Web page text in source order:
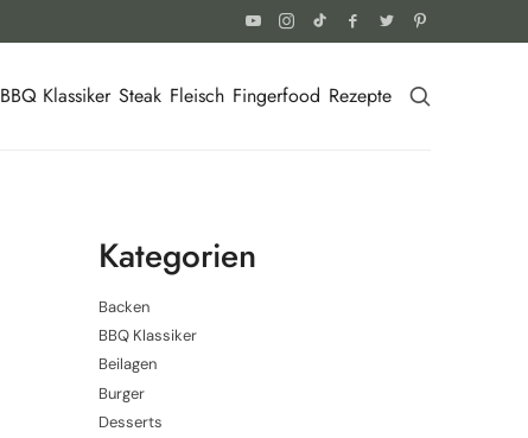
BBQ Klassiker Steak Fleisch Fingerfood Rezepte
Kategorien
Backen
BBQ Klassiker
Beilagen
Burger
Desserts